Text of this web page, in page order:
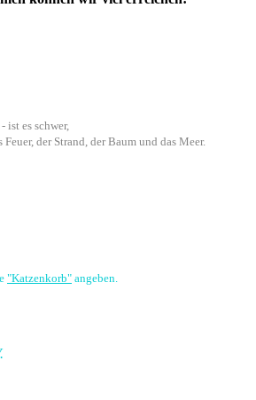
es schwer,
der Strand, der Baum und das Meer.
"Katzenkorb" angeben.